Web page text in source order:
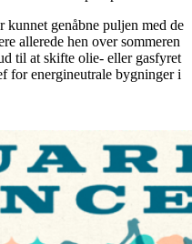
genåbne puljen med de
allerede hen over sommeren
til at skifte olie- eller gasfyret
for energineutrale bygninger i